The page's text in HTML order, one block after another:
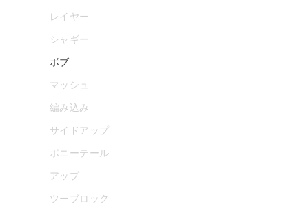
レイヤー
シャギー
ボブ
マッシュ
編み込み
サイドアップ
ポニーテール
アップ
ツーブロック